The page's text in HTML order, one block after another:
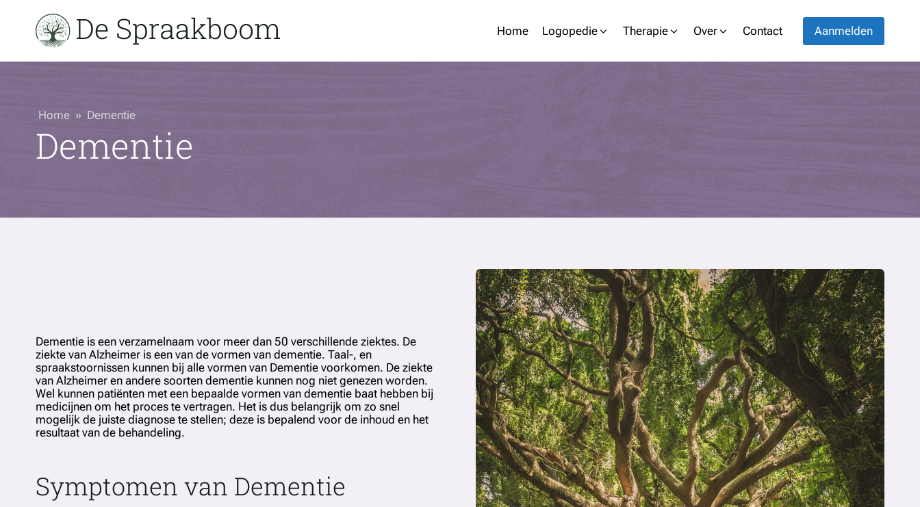
Home Logopedie Therapie Over Contact Aanmelden
Home » Dementie
Dementie
Dementie is een verzamelnaam voor meer dan 50 verschillende ziektes. De
ziekte van Alzheimer is een van de vormen van dementie. Taal-, en
spraakstoornissen kunnen bij alle vormen van Dementie voorkomen. De ziekte
van Alzheimer en andere soorten dementie kunnen nog niet genezen worden.
Wel kunnen patiënten met een bepaalde vormen van dementie baat hebben bij
medicijnen om het proces te vertragen. Het is dus belangrijk om zo snel
mogelijk de juiste diagnose te stellen; deze is bepalend voor de inhoud en het
resultaat van de behandeling.
Symptomen van Dementie